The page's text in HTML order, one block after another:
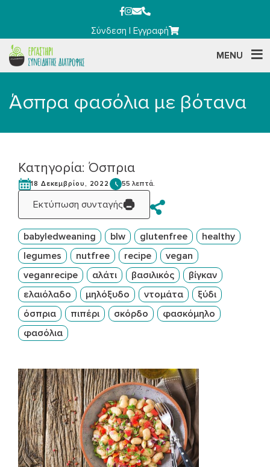
Σύνδεση |Εγγραφή
MENU
Άσπρα φασόλια με βότανα
Κατηγορία: Όσπρια
18 Δεκεμβρίου, 2022 55 λεπτά.
Εκτύπωση συνταγής
babyledweaning blw glutenfree
healthy
legumes
nutfree recipe
vegan
veganrecipe
αλάτι βασιλικός
βίγκαν
ελαιόλαδο
μηλόξυδο ντομάτα
ξύδι
όσπρια
πιπέρι σκόρδο
φασκόμηλο
φασόλια